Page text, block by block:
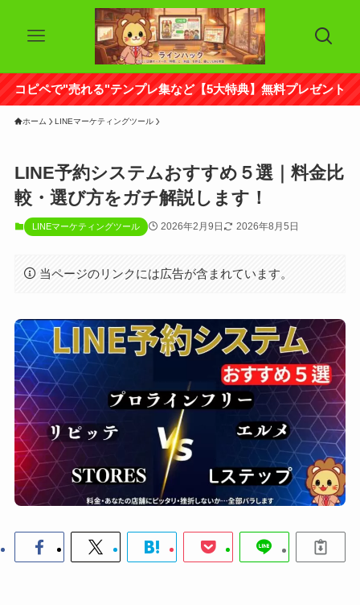
コピペで"売れる"テンプレ集など【5大特典】無料プレゼント
ホーム LINEマーケティングツール
LINE予約システムおすすめ５選｜料金比
較・選び方をガチ解説します！
LINEマーケティングツール 2026年2月9日 2026年8月5日
当ページのリンクには広告が含まれています。